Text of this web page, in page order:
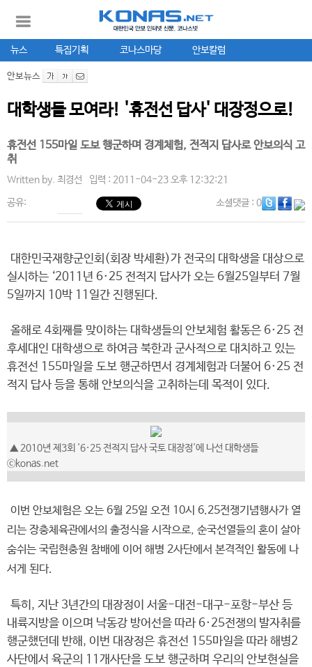
뉴스 특집기획 코나스마당 안보칼럼
안보뉴스
대학생들 모여라! '휴전선 답사' 대장정으로!
휴전선 155마일 도보 행군하며 경계체험, 전적지 답사로 안보의식 고
취
Written by. 최경선 입력 : 2011-04-23 오후 12:32:21
공유: 소셜댓글: 0
대한민국재향군인회(회장 박세환)가 전국의 대학생을 대상으로
실시하는 ‘2011년 6·25 전적지 답사가 오는 6월25일부터 7월
5일까지 10박 11일간 진행된다.
올해로 4회째를 맞이하는 대학생들의 안보체험 활동은 6·25 전
후세대인 대학생으로 하여금 북한과 군사적으로 대치하고 있는
휴전선 155마일을 도보 행군하면서 경계체험과 더불어 6·25 전
적지 답사 등을 통해 안보의식을 고취하는데 목적이 있다.
▲ 2010년 제3회 '6·25 전적지 답사 국토 대장정'에 나선 대학생들
ⓒkonas.net
이번 안보체험은 오는 6월 25일 오전 10시 6.25전쟁기념행사가 열
리는 장충체육관에서의 출정식을 시작으로, 순국선열들의 혼이 살아
숨쉬는 국립현충원 참배에 이어 해병 2사단에서 본격적인 활동에 나
서게 된다.
특히, 지난 3년간의 대장정이 서울-대전-대구-포항-부산 등
내륙지방을 이으며 낙동강 방어선을 따라 6·25전쟁의 발자취를
행군했던데 반해, 이번 대장정은 휴전선 155마일을 따라 해병2
사단에서 육군의 11개사단을 도보 행군하며 우리의 안보현실을